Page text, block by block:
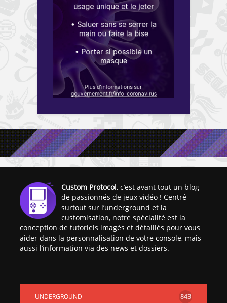
Custom Protocol, c’est avant tout un blog
de passionnés de jeux vidéo ! Centré
surtout sur l’underground et la
customisation, notre spécialité est la
conception de tutoriels imagés et détaillés pour vous
aider dans la personnalisation de votre console, mais
aussi l’information via des news et dossiers.
UNDERGROUND 843